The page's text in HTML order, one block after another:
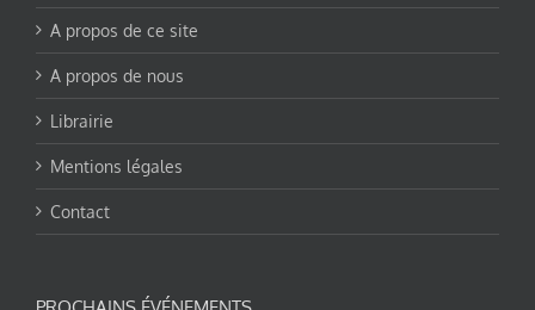
A propos de ce site
A propos de nous
Librairie
Mentions légales
Contact